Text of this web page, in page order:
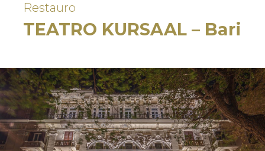
Restauro
TEATRO KURSAAL – Bari